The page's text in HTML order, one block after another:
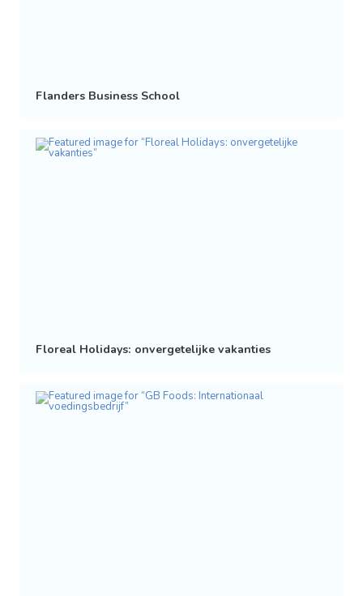
Flanders Business School
Floreal Holidays: onvergetelijke vakanties